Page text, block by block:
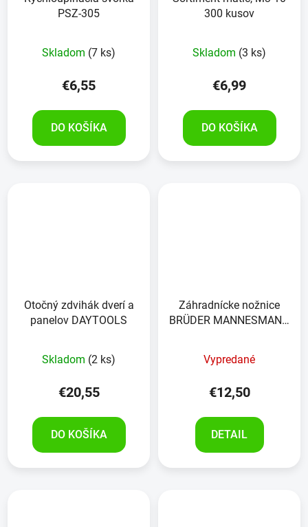
PSZ-305
Skladom (7 ks)
€6,55
DO KOŠÍKA
300 kusov
Skladom (3 ks)
€6,99
DO KOŠÍKA
Otočný zdvihák dverí a
panelov DAYTOOLS
Skladom (2 ks)
€20,55
DO KOŠÍKA
Záhradnícke nožnice
BRÜDER MANNESMANN
Vypredané
€12,50
DETAIL